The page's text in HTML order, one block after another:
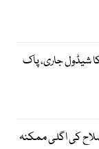
ٹی 20 کپ کا شیڈول جاری، پاک
کی اگلی ممکنہ